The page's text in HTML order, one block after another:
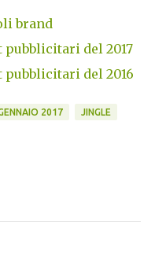
brand
del 2017
del 2016
2017 JINGLE